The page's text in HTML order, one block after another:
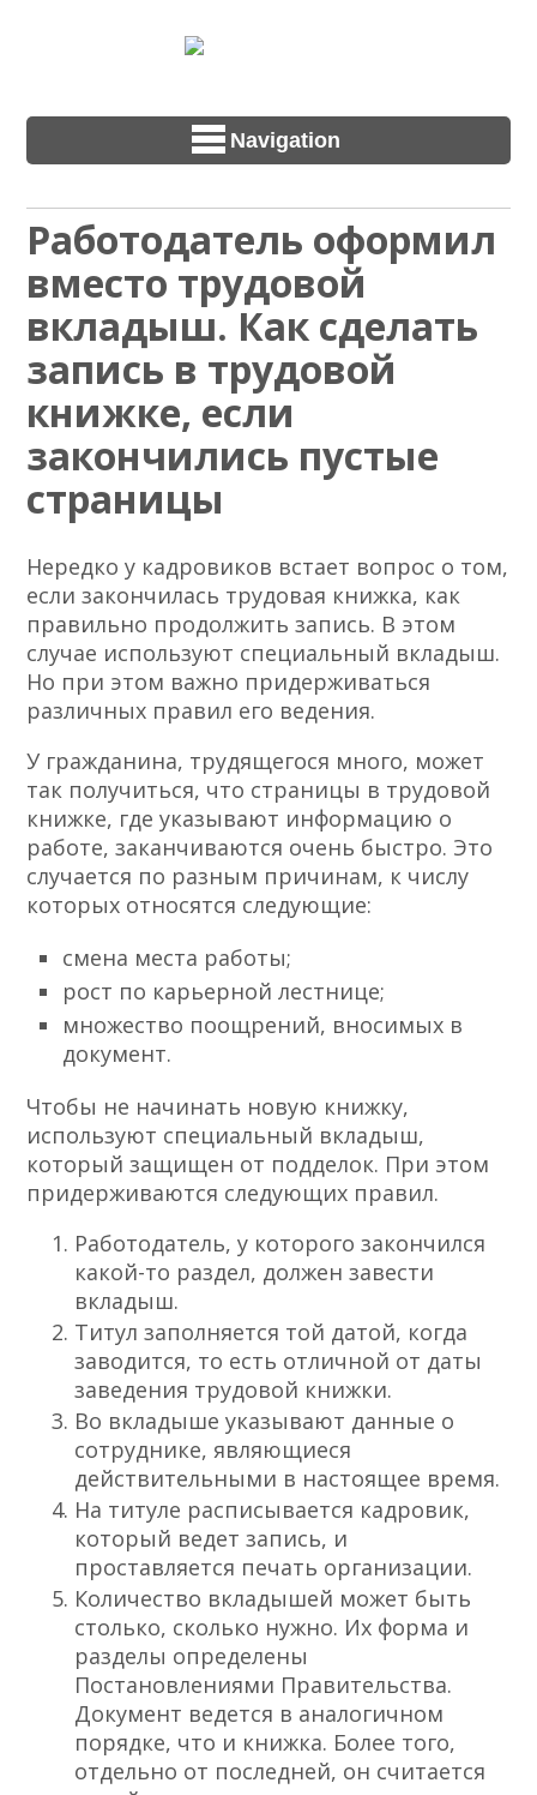
Navigation
Работодатель оформил
вместо трудовой
вкладыш. Как сделать
запись в трудовой
книжке, если
закончились пустые
страницы
Нередко у кадровиков встает вопрос о том,
если закончилась трудовая книжка, как
правильно продолжить запись. В этом
случае используют специальный вкладыш.
Но при этом важно придерживаться
различных правил его ведения.
У гражданина, трудящегося много, может
так получиться, что страницы в трудовой
книжке, где указывают информацию о
работе, заканчиваются очень быстро. Это
случается по разным причинам, к числу
которых относятся следующие:
смена места работы;
рост по карьерной лестнице;
множество поощрений, вносимых в
документ.
Чтобы не начинать новую книжку,
используют специальный вкладыш,
который защищен от подделок. При этом
придерживаются следующих правил.
Работодатель, у которого закончился
какой-то раздел, должен завести
вкладыш.
Титул заполняется той датой, когда
заводится, то есть отличной от даты
заведения трудовой книжки.
Во вкладыше указывают данные о
сотруднике, являющиеся
действительными в настоящее время.
На титуле расписывается кадровик,
который ведет запись, и
проставляется печать организации.
Количество вкладышей может быть
столько, сколько нужно. Их форма и
разделы определены
Постановлениями Правительства.
Документ ведется в аналогичном
порядке, что и книжка. Более того,
отдельно от последней, он считается